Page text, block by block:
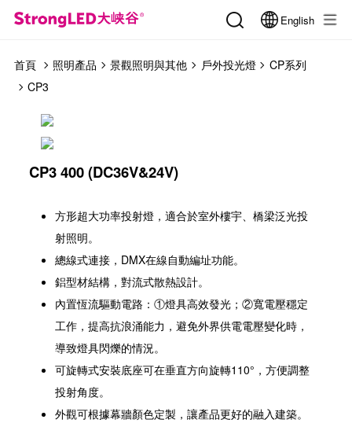
English
首頁 照明產品 景觀照明與其他 戶外投光燈
CP系列
CP3
CP3 400 (DC36V&24V)
方形超大功率投射燈，適合於室外樓宇、橋梁泛光投
射照明。
總線式連接，DMX在線自動編址功能。
鋁型材結構，對流式散熱設計。
內置恆流驅動電路：①燈具高效發光；②寬電壓穩定
工作，提高抗浪涌能力，避免外界供電電壓變化時，
導致燈具閃爍的情況。
可旋轉式安裝底座可在垂直方向旋轉110°，方便調整
投射角度。
外觀可根據幕牆顏色定製，讓產品更好的融入建築。